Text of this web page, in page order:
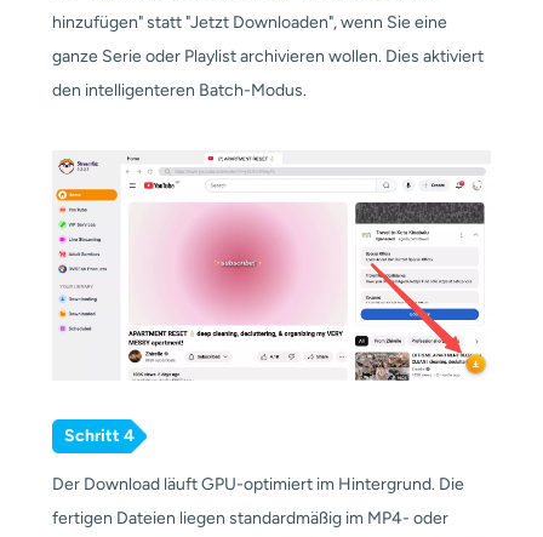
hinzufügen" statt "Jetzt Downloaden", wenn Sie eine
ganze Serie oder Playlist archivieren wollen. Dies aktiviert
den intelligenteren Batch-Modus.
Schritt 4
Der Download läuft GPU-optimiert im Hintergrund. Die
fertigen Dateien liegen standardmäßig im MP4- oder